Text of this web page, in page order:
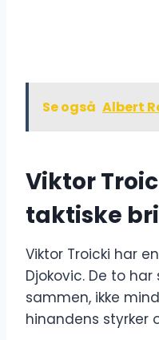
Se også Albert
Viktor
taktiske
Viktor Troicki har
Djokovic. De to
sammen, ikke
hinandens styrker